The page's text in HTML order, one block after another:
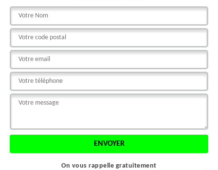
On vous rappelle gratuitement